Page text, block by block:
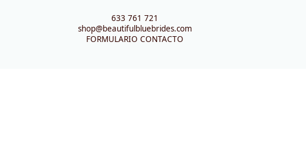
633 761 721
shop@beautifulbluebrides.com
FORMULARIO CONTACTO